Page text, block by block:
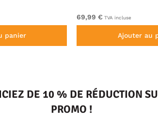
panier
69,99 € TVA incluse
Ajouter au
DE 10 % DE RÉDUCTION
PROMO !